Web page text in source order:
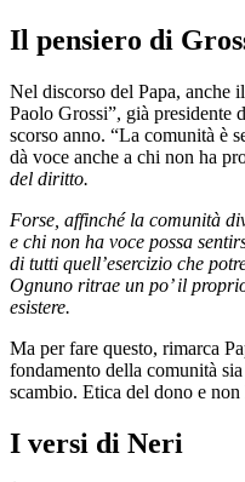
Il pensiero di
Nel discorso del Papa, anche
Paolo Grossi”, già presidente
scorso anno. “La comunità è
dà voce anche a chi non ha
del diritto.
Forse, affinché la comunità
e chi non ha voce possa
di tutti quell’esercizio che
Ognuno ritrae un po’ il
esistere.
Ma per fare questo, rimarca
fondamento della comunità
scambio. Etica del dono e non
I versi di Neri